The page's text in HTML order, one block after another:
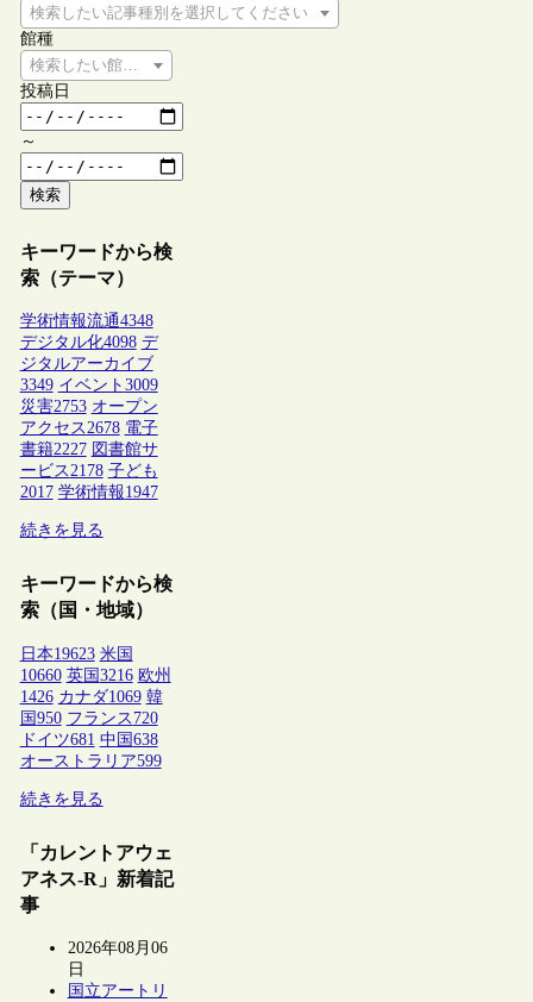
検索したい記事種別を選択してください
館種
検索したい館種を選択してください
投稿日
～
検索
キーワードから検
索（テーマ）
学術情報流通4348
デジタル化4098 デ
ジタルアーカイブ
3349 イベント 3009
災害2753 オープン
アクセス2678 電子
書籍2227 図書館サ
ービス2178 子ども
2017 学術情報1947
続きを見る
キーワードから検
索（国・地域）
日本19623 米国
10660 英国 3216 欧州
1426 カナダ1069 韓
国 950 フランス 720
ドイツ681 中国 638
オーストラリア599
続きを見る
「カレントアウェ
アネス-R」新着記
事
2026年08月06
日
国立アートリ